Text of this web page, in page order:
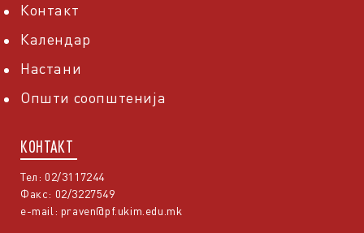
Контакт
Календар
Настани
Општи соопштенија
КОНТАКТ
Тел: 02/3117244
Факс: 02/3227549
e-mail: praven@pf.ukim.edu.mk